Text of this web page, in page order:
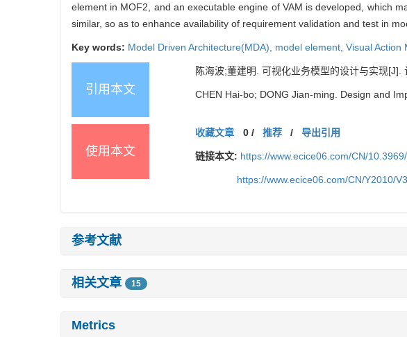
element in MOF2, and an executable engine of VAM is developed, which
similar, so as to enhance availability of requirement validation and test in
Key words: Model Driven Architecture(MDA), model element, Visual Action
引用本文
陈海波;董建明. 可视化业务模型的设计与实现[J].
CHEN Hai-bo; DONG Jian-ming. Design and
使用本文
收藏文章 0/ 推荐 /导出引用
链接本文: https://www.ecice06.com/CN/
https://www.ecice06.com/CN/Y2010/
参考文献
相关文章 15
Metrics